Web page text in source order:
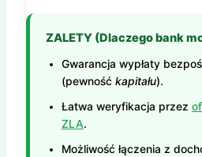
ZALETY (Dlaczego bank
Gwarancja wypłaty
(pewność kapitału).
Łatwa weryfikacja przez
ZLA.
Możliwość łączenia z